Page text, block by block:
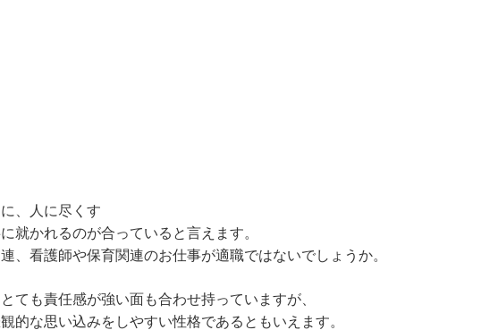
、人に尽くす
就かれるのが合っていると言えます。
、看護師や保育関連のお仕事が適職ではないでしょうか。
ても責任感が強い面も合わせ持っていますが、
的な思い込みをしやすい性格であるともいえます。